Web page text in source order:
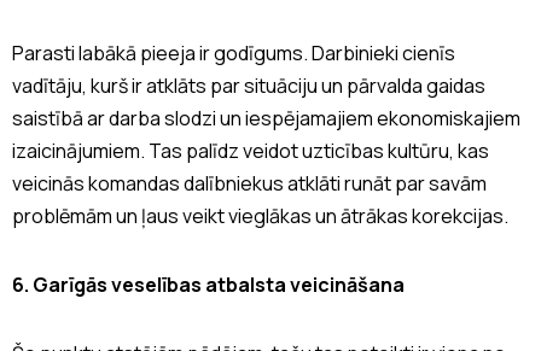
Parasti labākā pieeja ir godīgums. Darbinieki cienīs
vadītāju, kurš ir atklāts par situāciju un pārvalda gaidas
saistībā ar darba slodzi un iespējamajiem ekonomiskajiem
izaicinājumiem. Tas palīdz veidot uzticības kultūru, kas
veicinās komandas dalībniekus atklāti runāt par savām
problēmām un ļaus veikt vieglākas un ātrākas korekcijas.
6. Garīgās veselības atbalsta veicināšana